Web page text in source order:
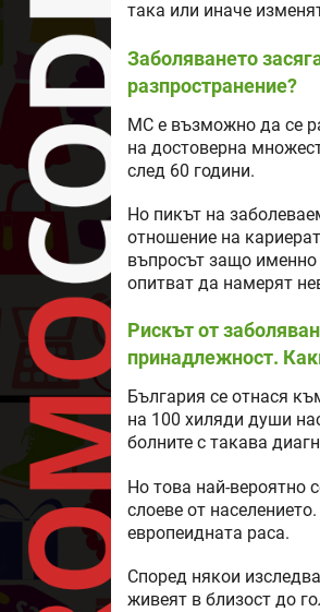
така или иначе
Заболяването
разпространение?
МС е възможно да се
на достоверна
след 60 години.
Но пикът на
отношение на
въпросът защо именно
опитват да намерят
Рискът от
принадлежност.
България се отнася
на 100 хиляди души
болните с такава
Но това най-вероятно
слоеве от
европеидната раса.
Според някои
живеят в близост до